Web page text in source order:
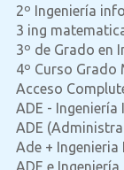
2º Ingeniería
3 ing
3º de Grado en
4º Curso Grado
Acceso
ADE -
ADE
Ade +
ADE e